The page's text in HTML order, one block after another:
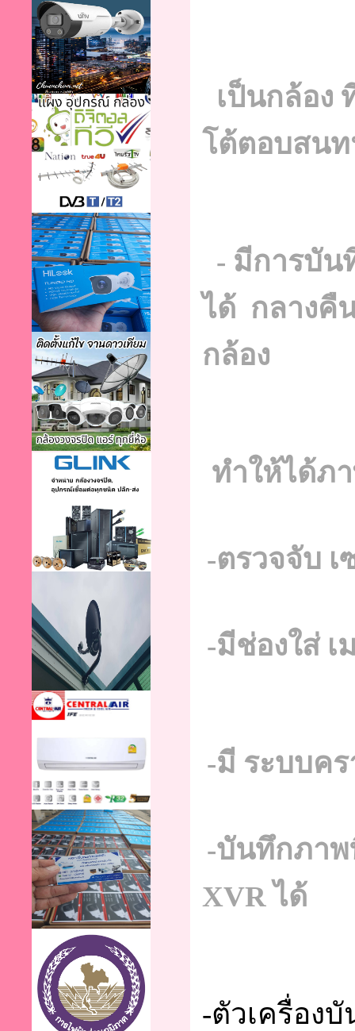
เป็นกล้อง
โต้ตอบสนท
- มีการบัน
ได้ กลางคื
กล้อง
ทำให้ได้ภ
-ตรวจจับ เ
-มีช่องใส่ เ
-มี ระบบค
-บันทึกภาพ
XVR ได้
-ตัวเครื่อง